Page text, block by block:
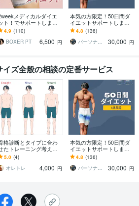
メディカルダイエ
ト！でサポートします
じめてご利用の方限
！気軽に試せるお試し
イエットサポート
4.9 (110)
BOXER PT
6,500 円
本気の方限定！50日間ダ
イエットサポートします
食べながら健康的に痩せ
る方法とメンタルケアは
お任せください！
4.8 (136)
パーソナルトレーナーYOSHIKI
30,000 円
ズ全般の相談の定番サービス
格診断とタイプに合わ
たトレーニング考えま
現役パーソナルトレー
ーが骨格と体質に合わ
たメニュー作成
5.0 (4)
オレトレ
4,000 円
本気の方限定！50日間ダ
イエットサポートします
食べながら健康的に痩せ
る方法とメンタルケアは
お任せください！
4.8 (136)
パーソナルトレーナーYOSHIKI
30,000 円